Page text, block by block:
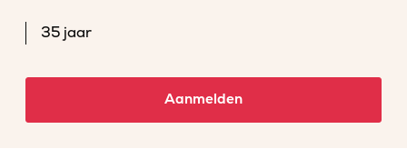
35 jaar
Aanmelden